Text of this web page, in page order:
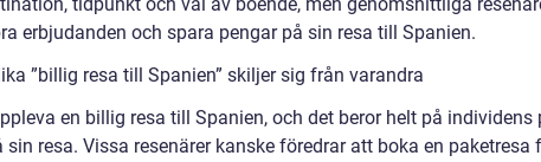
tidpunkt och val av boende, men genomsnittliga
erbjudanden och spara pengar på sin resa till Spanien.
”billig resa till Spanien” skiljer sig från varandra
en billig resa till Spanien, och det beror helt på individens
resa. Vissa resenärer kanske föredrar att boka en paketresa